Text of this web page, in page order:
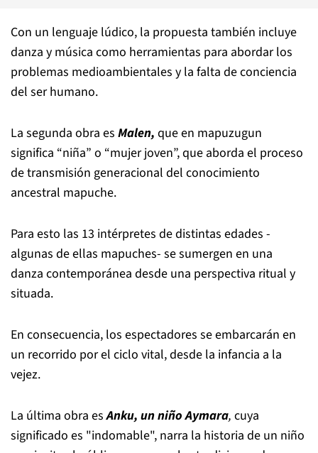
Con un lenguaje lúdico, la propuesta también incluye
danza y música como herramientas para abordar los
problemas medioambientales y la falta de conciencia
del ser humano.
La segunda obra es Malen, que en mapuzugun
significa “niña” o “mujer joven”, que aborda el proceso
de transmisión generacional del conocimiento
ancestral mapuche.
Para esto las 13 intérpretes de distintas edades -
algunas de ellas mapuches- se sumergen en una
danza contemporánea desde una perspectiva ritual y
situada.
En consecuencia, los espectadores se embarcarán en
un recorrido por el ciclo vital, desde la infancia a la
vejez.
La última obra es Anku, un niño Aymara, cuya
significado es "indomable", narra la historia de un niño